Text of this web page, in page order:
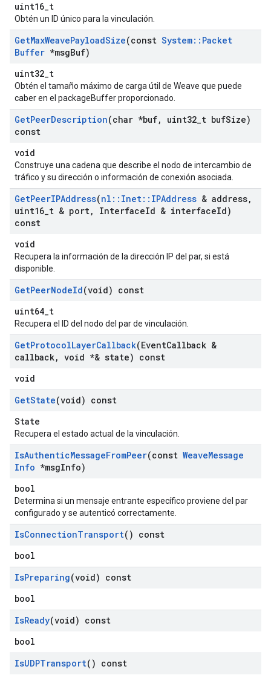
uint16_t
Obtén un ID único para la vinculación.
GetMaxWeavePayloadSize(const System:: Packet
Buffer *msgBuf)
uint32_t
Obtén el tamaño máximo de carga útil de Weave que puede
caber en el packageBuffer proporcionado.
GetPeerDescription(char *buf, uint32 t bufSize)
const
void
Construye una cadena que describe el nodo de intercambio de
tráfico y su dirección o información de conexión asociada.
GetPeerIPAddress(nl :: Inet:: IPAddress & address,
uint16 t & port, InterfaceId & interfaceId)
const
void
Recupera la información de la dirección IP del par, si está
disponible.
GetPeerNodeId(void) const
uint64_t
Recupera el ID del nodo del par de vinculación.
GetProtocolLayerCallback(EventCallback &
callback, void *& state) const
void
GetState(void) const
State
Recupera el estado actual de la vinculación.
IsAuthenticMessageFromPeer(const WeaveMessage
Info *msgInfo)
bool
Determina si un mensaje entrante específico proviene del par
configurado y se autenticó correctamente.
IsConnectionTransport() const
bool
IsPreparing(void) const
bool
IsReady(void) const
bool
IsUDPTransport() const